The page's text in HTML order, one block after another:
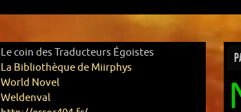
Le coin des Traducteurs Égoistes
La Bibliothèque de Miirphys
World Novel
Weldenval